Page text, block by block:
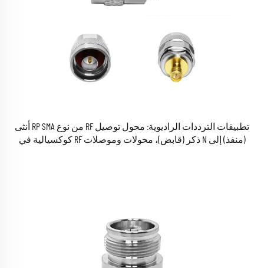
تطبيقات الترددات الراديوية: محول توصيل RF من نوع RP SMA أنثى
(منفذ) إلى N ذكر (قابض)، محولات وموصلات RF كوكسيالية في